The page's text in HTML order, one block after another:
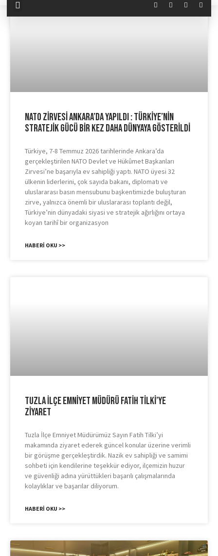
NATO Zirvesi Ankara’da Yapıldı : Türkiye’nin
Stratejik Gücü Bir Kez Daha Dünyaya Gösterildi
Türkiye, 7-8 Temmuz 2026 tarihlerinde Ankara’da
gerçekleştirilen NATO Devlet ve Hükûmet Başkanları
Zirvesi’ne başarıyla ev sahipliği yaptı. NATO üyesi 32
ülkenin liderlerini, çok sayıda bakanı, diplomatı ve
uluslararası basın mensubunu başkentimizde buluşturan
zirve, yalnızca önemli bir uluslararası toplantı değil,
Türkiye’nin dünyadaki siyasi ve stratejik ağırlığını ortaya
koyan tarihî bir organizasyon
HABERI OKU >>
Tuzla İlçe Emniyet Müdürü Fatih Tilki’ye
Ziyaret
Tuzla İlçe Emniyet Müdürümüz Sayın Fatih Tilki’yi
makamında ziyaret ederek güncel konular üzerine verimli
bir görüşme gerçekleştirdik. Nazik ev sahipliği ve samimi
sohbeti için kendilerine teşekkür ediyor, ilçemizin huzur
ve güvenliği adına yürüttükleri başarılı çalışmalarında
kolaylıklar ve başarılar diliyorum.
HABERI OKU >>